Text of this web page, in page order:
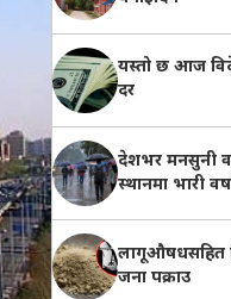
यस्तो छ आज
दर
देशभर मनसुनी
स्थानमा भारी
लागूऔषधसहित
जना पक्राउ